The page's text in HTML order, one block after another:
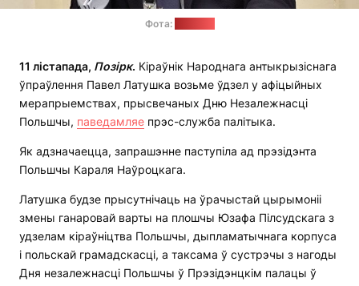
Фота:
11 лістапада, Позірк. Кіраўнік Народнага антыкрызіснага
ўпраўлення Павел Латушка возьме ўдзел у афіцыйных
мерапрыемствах, прысвечаных Дню Незалежнасці
Польшчы, паведамляе прэс-служба палітыка.
Як адзначаецца, запрашэнне паступіла ад прэзідэнта
Польшчы Караля Наўроцкага.
Латушка будзе прысутнічаць на ўрачыстай цырымоніі
змены ганаровай варты на плошчы Юзафа Пілсудскага з
удзелам кіраўніцтва Польшчы, дыпламатычнага корпуса
і польскай грамадскасці, а таксама ў сустрэчы з нагоды
Дня незалежнасці Польшчы ў Прэзідэнцкім палацы ў